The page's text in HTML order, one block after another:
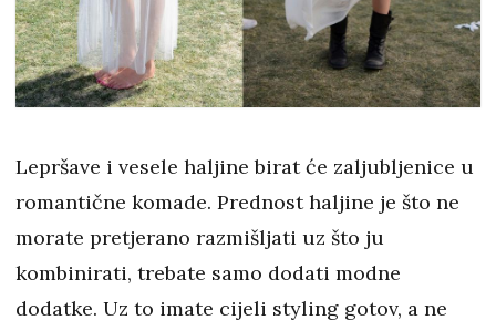
Lepršave i vesele haljine birat će zaljubljenice u
romantične komade. Prednost haljine je što ne
morate pretjerano razmišljati uz što ju
kombinirati, trebate samo dodati modne
dodatke. Uz to imate cijeli styling gotov, a ne